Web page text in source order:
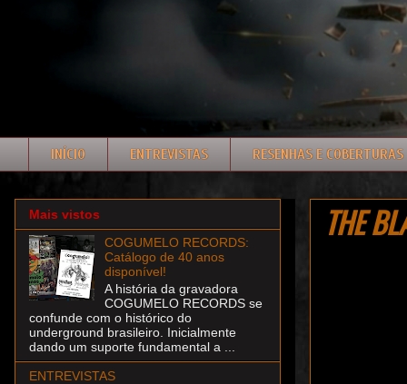
INÍCIO ENTREVISTAS RESENHAS E COBERTURAS
THE
Mais vistos
COGUMELO RECORDS:
Catálogo de 40 anos
disponível!
A história da gravadora
COGUMELO RECORDS se
confunde com o histórico do
underground brasileiro. Inicialmente
dando um suporte fundamental a ...
ENTREVISTAS